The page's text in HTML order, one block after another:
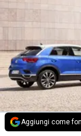
Aggiungi come